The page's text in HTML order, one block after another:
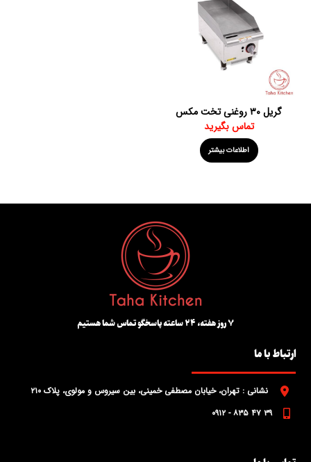
گریل ۳۰ روغنی تخت مکس
تماس بگیرید
اطلاعات بیشتر
۷ روز هفته، ۲۴ ساعته پاسخگو تماس شما هستیم
ارتباط با ما
نشانی : تهران، خیابان مصطفی خمینی، بین سیروس و مولوی، پلاک ۲۱۰
۳۹ ۴۷ ۸۳۵ - ۰۹۱۲